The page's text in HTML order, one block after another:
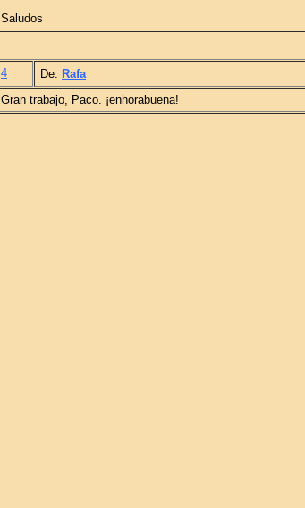
Saludos
4 De: Rafa
Gran trabajo, Paco. ¡enhorabuena!